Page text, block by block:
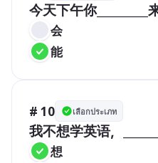
今天下午你_________
会
能
# 10 เลือกประเภท
我不想学英语，
想